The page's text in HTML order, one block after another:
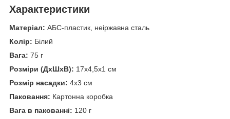
Характеристики
Матеріал: АБС-пластик, неіржавна сталь
Колір: Білий
Вага: 75 г
Розміри (ДхШхВ): 17х4,5х1 см
Розмір насадки: 4х3 см
Паковання: Картонна коробка
Вага в пакованні: 120 г